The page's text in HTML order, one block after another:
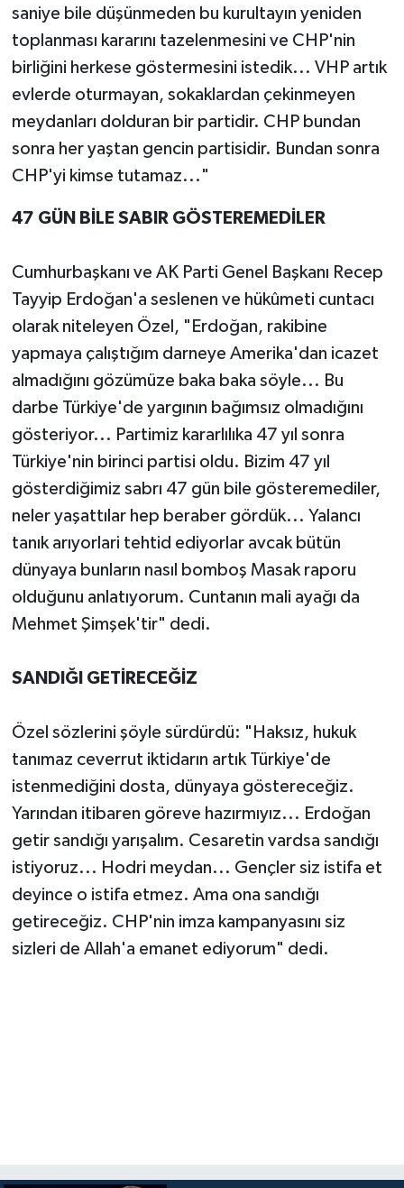
saniye bile düşünmeden bu kurultayın yeniden
toplanması kararını tazelenmesini ve CHP'nin
birliğini herkese göstermesini istedik... VHP artık
evlerde oturmayan, sokaklardan çekinmeyen
meydanları dolduran bir partidir. CHP bundan
sonra her yaştan gencin partisidir. Bundan sonra
CHP'yi kimse tutamaz..."
47 GÜN BİLE SABIR GÖSTEREMEDİLER
Cumhurbaşkanı ve AK Parti Genel Başkanı Recep
Tayyip Erdoğan'a seslenen ve hükûmeti cuntacı
olarak niteleyen Özel, "Erdoğan, rakibine
yapmaya çalıştığım darneye Amerika'dan icazet
almadığını gözümüze baka baka söyle... Bu
darbe Türkiye'de yargının bağımsız olmadığını
gösteriyor... Partimiz kararlılıka 47 yıl sonra
Türkiye'nin birinci partisi oldu. Bizim 47 yıl
gösterdiğimiz sabrı 47 gün bile gösteremediler,
neler yaşattılar hep beraber gördük... Yalancı
tanık arıyorlari tehtid ediyorlar avcak bütün
dünyaya bunların nasıl bomboş Masak raporu
olduğunu anlatıyorum. Cuntanın mali ayağı da
Mehmet Şimşek'tir" dedi.
SANDIĞI GETİRECEĞİZ
Özel sözlerini şöyle sürdürdü: "Haksız, hukuk
tanımaz ceverrut iktidarın artık Türkiye'de
istenmediğini dosta, dünyaya göstereceğiz.
Yarından itibaren göreve hazırmıyız... Erdoğan
getir sandığı yarışalım. Cesaretin vardsa sandığı
istiyoruz... Hodri meydan... Gençler siz istifa et
deyince o istifa etmez. Ama ona sandığı
getireceğiz. CHP'nin imza kampanyasını siz
sizleri de Allah'a emanet ediyorum" dedi.